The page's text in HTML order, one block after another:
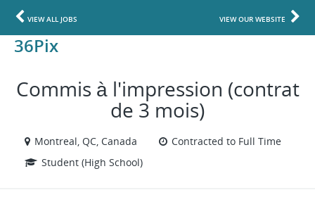
VIEW ALL JOBS VIEW OUR WEBSITE
36Pix
Commis à l'impression (contrat
de 3 mois)
Montreal, QC, Canada
Contracted to Full Time
Student (High School)